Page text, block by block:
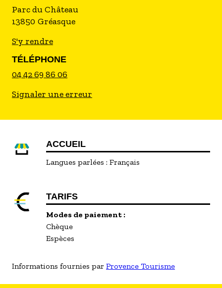
Parc du Château
13850 Gréasque
S'y rendre
TÉLÉPHONE
04 42 69 86 06
Signaler une erreur
ACCUEIL
Langues parlées : Français
TARIFS
Modes de paiement :
Chèque
Espèces
Informations fournies par Provence Tourisme